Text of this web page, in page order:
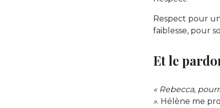
Respect pour
faiblesse, pour
Et le
« Rebecca,
». Hélène me